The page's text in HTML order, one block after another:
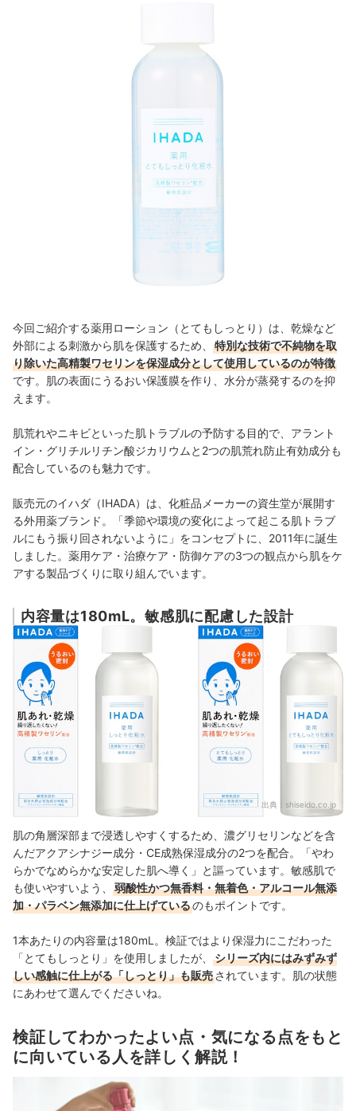
今回ご紹介する薬用ローション（とてもしっとり）は、乾燥など
外部による刺激から肌を保護するため、
特別な技術で不純物を取
り除いた高精製ワセリンを保湿成分として使用しているのが特徴
です。肌の表面にうるおい保護膜を作り、水分が蒸発するのを抑
えます。
肌荒れやニキビといった肌トラブルの予防する目的で、 アラント
イン ・ グリチルリチン酸ジカリウム と2つの肌荒れ防止有効成分も
配合しているのも魅力です。
販売元のイハダ（IHADA）は、化粧品メーカーの資生堂が展開す
る外用薬ブランド。「季節や環境の変化によって起こる肌トラブ
ルにもう振り回されないように」をコンセプトに、2011年に誕生
しました。薬用ケア・治療ケア・防御ケアの3つの観点から肌をケ
アする製品づくりに取り組んでいます。
内容量は180mL。敏感肌に配慮した設計
出典： shiseido.co.jp
肌の角層深部まで浸透しやすくするため、濃グリセリンなどを含
んだアクアシナジー成分・CE成熟保湿成分の2つを配合。「やわ
らかでなめらかな安定した肌へ導く」と謳っています。敏感肌で
も使いやすいよう、
弱酸性かつ無香料・無着色・アルコール無添
加・パラベン無添加に仕上げているのもポイントです。
1本あたりの内容量は180mL。検証ではより保湿力にこだわった
「とてもしっとり」を使用しましたが、
シリーズ内にはみずみず
しい感触に仕上がる「しっとり」も販売されています。肌の状態
にあわせて選んでくださいね。
検証してわかったよい点・気になる点をもと
に向いている人を詳しく解説！